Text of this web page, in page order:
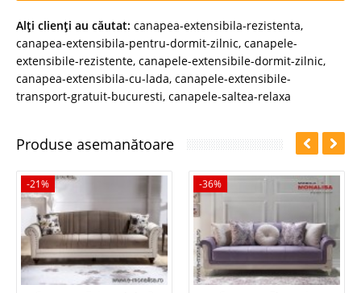
Alţi clienţi au căutat: canapea-extensibila-rezistenta,
canapea-extensibila-pentru-dormit-zilnic, canapele-
extensibile-rezistente, canapele-extensibile-dormit-zilnic,
canapea-extensibila-cu-lada, canapele-extensibile-
transport-gratuit-bucuresti, canapele-saltea-relaxa
Produse asemanătoare
-21% -36%